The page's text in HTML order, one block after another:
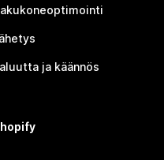
ja käännös